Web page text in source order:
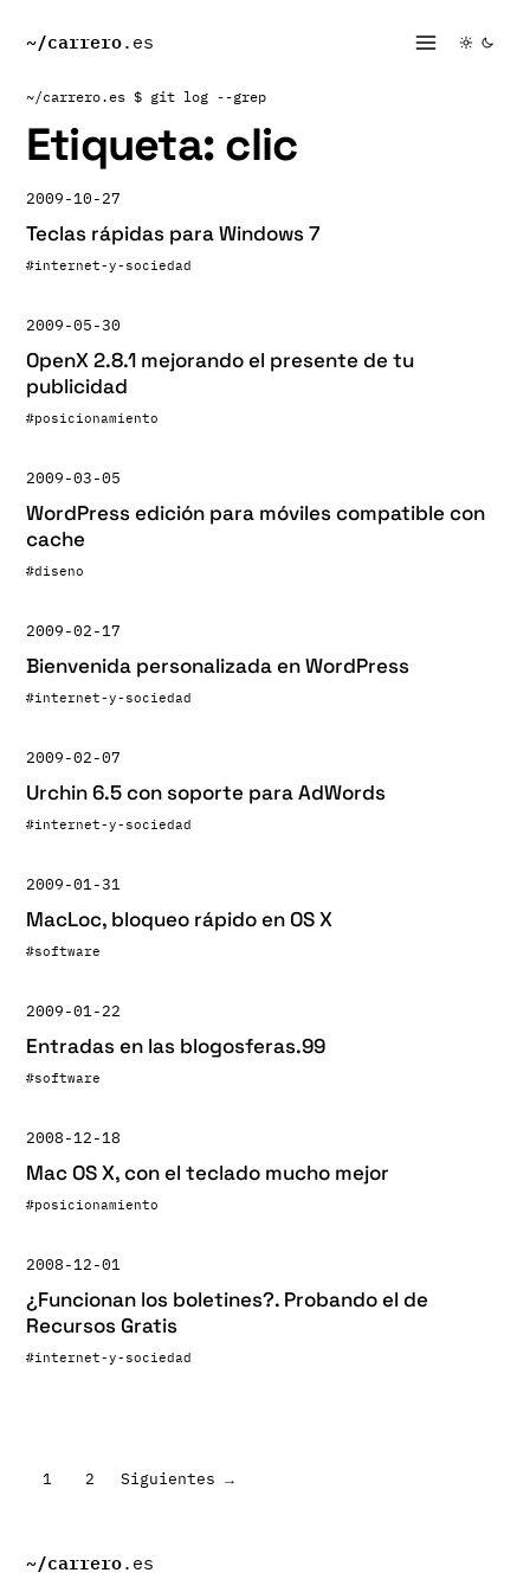
~/carrero.es
~/carrero.es $ git log --grep
Etiqueta: clic
2009-10-27
Teclas rápidas para Windows 7
#internet-y-sociedad
2009-05-30
OpenX 2.8.1 mejorando el presente de tu
publicidad
#posicionamiento
2009-03-05
WordPress edición para móviles compatible con
cache
#diseno
2009-02-17
Bienvenida personalizada en WordPress
#internet-y-sociedad
2009-02-07
Urchin 6.5 con soporte para AdWords
#internet-y-sociedad
2009-01-31
MacLoc, bloqueo rápido en OS X
#software
2009-01-22
Entradas en las blogosferas.99
#software
2008-12-18
Mac OS X, con el teclado mucho mejor
#posicionamiento
2008-12-01
¿Funcionan los boletines?. Probando el de
Recursos Gratis
#internet-y-sociedad
Paginación
entradas
1 2 Siguientes →
~/carrero.es